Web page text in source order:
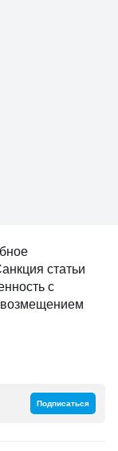
статьи
с
Подписаться